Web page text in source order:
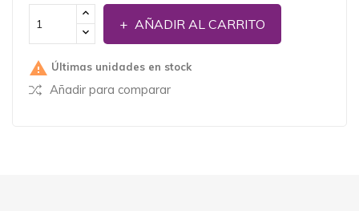
AÑADIR AL CARRITO
 Últimas unidades en stock
Añadir para comparar